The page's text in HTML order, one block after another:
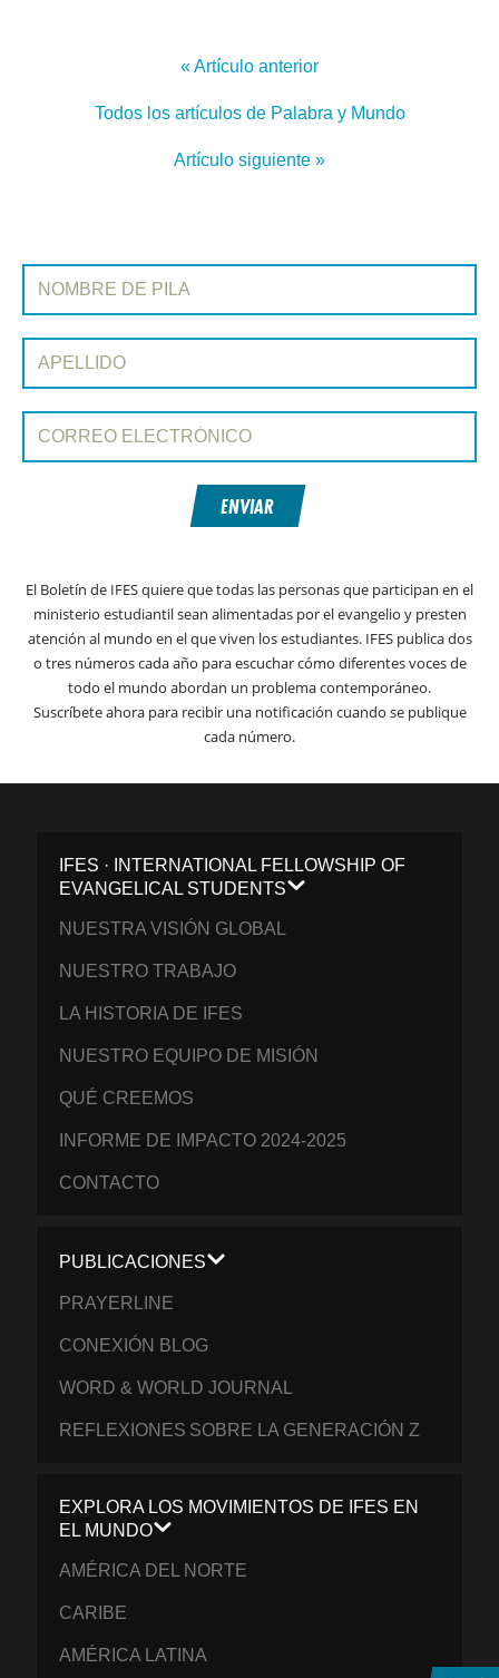
« Artículo anterior
Todos los artículos de Palabra y Mundo
Artículo siguiente »
REGÍSTRATE EN PALABRA Y MUNDO
Nombre de pila:
Apellido:
Correo electrónico:
ENVIAR
El Boletín de IFES quiere que todas las personas que participan en el
ministerio estudiantil sean alimentadas por el evangelio y presten
atención al mundo en el que viven los estudiantes. IFES publica dos
o tres números cada año para escuchar cómo diferentes voces de
todo el mundo abordan un problema contemporáneo.
Suscríbete ahora para recibir una notificación cuando se publique
cada número.
IFES · INTERNATIONAL FELLOWSHIP OF
EVANGELICAL STUDENTS
NUESTRA VISIÓN GLOBAL
NUESTRO TRABAJO
LA HISTORIA DE IFES
NUESTRO EQUIPO DE MISIÓN
QUÉ CREEMOS
INFORME DE IMPACTO 2024-2025
CONTACTO
PUBLICACIONES
PRAYERLINE
CONEXIÓN BLOG
WORD & WORLD JOURNAL
REFLEXIONES SOBRE LA GENERACIÓN Z
EXPLORA LOS MOVIMIENTOS DE IFES EN
EL MUNDO
AMÉRICA DEL NORTE
CARIBE
AMÉRICA LATINA